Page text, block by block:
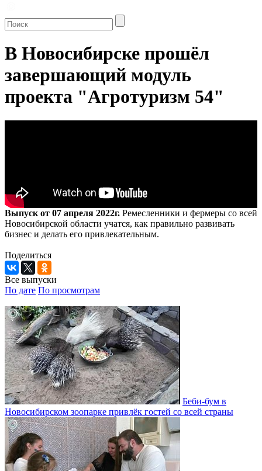
В Новосибирске прошёл
завершающий модуль
проекта "Агротуризм 54"
Выпуск от 07 апреля 2022г. Ремесленники и фермеры со всей
Новосибирской области учатся, как правильно развивать
бизнес и делать его привлекательным.
Поделиться
Все выпуски
По дате По просмотрам
Беби-бум в
Новосибирском зоопарке привлёк гостей со всей страны